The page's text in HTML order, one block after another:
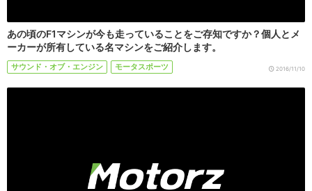
あの頃のF1マシンが今も走っていることをご存知ですか？個人とメ
ーカーが所有している名マシンをご紹介します。
サウンド・オブ・エンジン モータスポーツ 2016/11/10